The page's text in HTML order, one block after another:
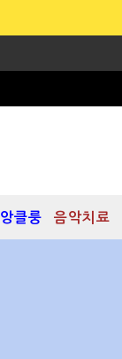
앙클룽 음악치료